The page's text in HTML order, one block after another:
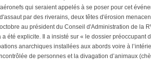
qui seraient appelés à se poser pour cet
par des riverains, deux têtes d'érosion
au président du Conseil d'Administration de la
été explicite. Il a insisté sur « le dossier préoccupant
anarchiques installées aux abords voire à
de personnes et la divagation d’animaux